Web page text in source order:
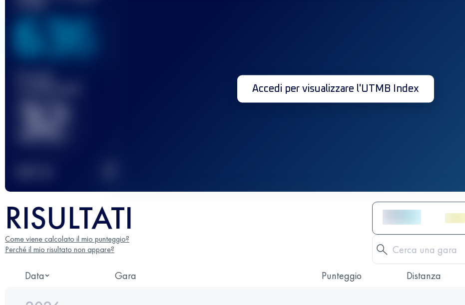
636
Gara(e)
32
Accedi per visualizzare l'UTMB Index
RISULTATI
Come viene calcolato il mio punteggio?
Perché il mio risultato non appare?
Data Gara Punteggio Distanza